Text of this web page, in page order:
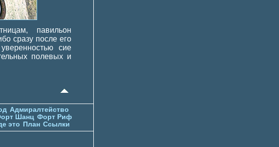
павильон
сразу после его
сие
полевых и
Адмиралтейство
Шанц Форт Риф
это План Ссылки